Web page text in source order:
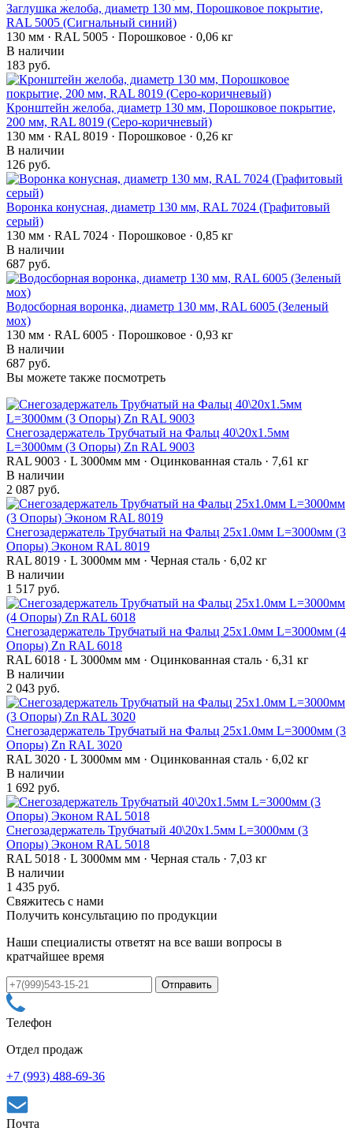
Заглушка желоба, диаметр 130 мм, Порошковое покрытие,
RAL 5005 (Сигнальный синий)
130 мм · RAL 5005 · Порошковое · 0,06 кг
В наличии
183 руб.
Кронштейн желоба, диаметр 130 мм, Порошковое покрытие,
200 мм, RAL 8019 (Серо-коричневый)
130 мм · RAL 8019 · Порошковое · 0,26 кг
В наличии
126 руб.
Воронка конусная, диаметр 130 мм, RAL 7024 (Графитовый
серый)
130 мм · RAL 7024 · Порошковое · 0,85 кг
В наличии
687 руб.
Водосборная воронка, диаметр 130 мм, RAL 6005 (Зеленый
мох)
130 мм · RAL 6005 · Порошковое · 0,93 кг
В наличии
687 руб.
Вы можете также посмотреть
Снегозадержатель Трубчатый на Фальц 40\20х1.5мм
L=3000мм (3 Опоры) Zn RAL 9003
RAL 9003 · L 3000мм мм · Оцинкованная сталь · 7,61 кг
В наличии
2 087 руб.
Снегозадержатель Трубчатый на Фальц 25х1.0мм L=3000мм (3
Опоры) Эконом RAL 8019
RAL 8019 · L 3000мм мм · Черная сталь · 6,02 кг
В наличии
1 517 руб.
Снегозадержатель Трубчатый на Фальц 25х1.0мм L=3000мм (4
Опоры) Zn RAL 6018
RAL 6018 · L 3000мм мм · Оцинкованная сталь · 6,31 кг
В наличии
2 043 руб.
Снегозадержатель Трубчатый на Фальц 25х1.0мм L=3000мм (3
Опоры) Zn RAL 3020
RAL 3020 · L 3000мм мм · Оцинкованная сталь · 6,02 кг
В наличии
1 692 руб.
Снегозадержатель Трубчатый 40\20х1.5мм L=3000мм (3
Опоры) Эконом RAL 5018
RAL 5018 · L 3000мм мм · Черная сталь · 7,03 кг
В наличии
1 435 руб.
Свяжитесь с нами
Получить консультацию по продукции
Наши специалисты ответят на все ваши вопросы в
кратчайшее время
Телефон
Отдел продаж
+7 (993) 488-69-36
Почта